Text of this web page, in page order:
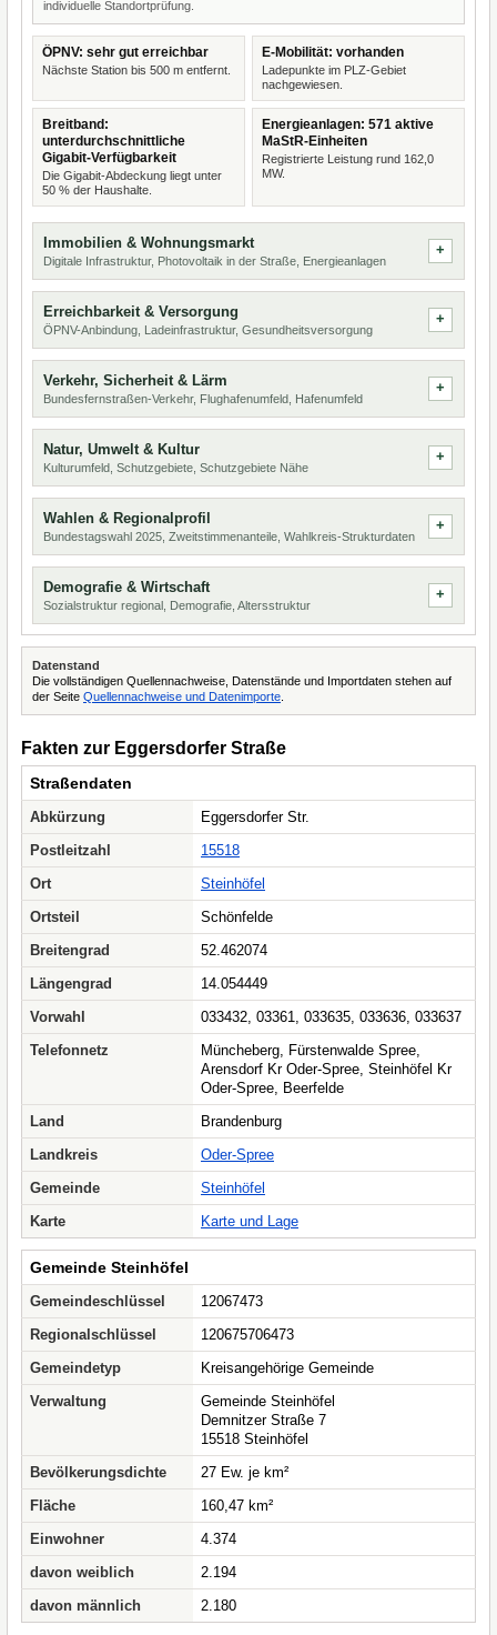
individuelle Standortprüfung.
ÖPNV: sehr gut erreichbar
Nächste Station bis 500 m entfernt.
E-Mobilität: vorhanden
Ladepunkte im PLZ-Gebiet
nachgewiesen.
Breitband:
unterdurchschnittliche
Gigabit-Verfügbarkeit
Die Gigabit-Abdeckung liegt unter
50 % der Haushalte.
Energieanlagen: 571 aktive
MaStR-Einheiten
Registrierte Leistung rund 162,0
MW.
Immobilien & Wohnungsmarkt
Digitale Infrastruktur, Photovoltaik in der Straße, Energieanlagen
Erreichbarkeit & Versorgung
ÖPNV-Anbindung, Ladeinfrastruktur, Gesundheitsversorgung
Verkehr, Sicherheit & Lärm
Bundesfernstraßen-Verkehr, Flughafenumfeld, Hafenumfeld
Natur, Umwelt & Kultur
Kulturumfeld, Schutzgebiete, Schutzgebiete Nähe
Wahlen & Regionalprofil
Bundestagswahl 2025, Zweitstimmenanteile, Wahlkreis-Strukturdaten
Demografie & Wirtschaft
Sozialstruktur regional, Demografie, Altersstruktur
Datenstand
Die vollständigen Quellennachweise, Datenstände und Importdaten stehen auf
der Seite Quellennachweise und Datenimporte
Fakten zur Eggersdorfer Straße
Straßendaten
Abkürzung
Eggersdorfer Str.
Postleitzahl
15518
Ort
Steinhöfel
Ortsteil
Schönfelde
Breitengrad
52.462074
Längengrad
14.054449
Vorwahl
033432, 03361, 033635, 033636, 033637
Telefonnetz
Müncheberg, Fürstenwalde Spree,
Arensdorf Kr Oder-Spree, Steinhöfel Kr
Oder-Spree, Beerfelde
Land
Brandenburg
Landkreis
Oder-Spree
Gemeinde
Steinhöfel
Karte
Karte und Lage
Gemeinde Steinhöfel
Gemeindeschlüssel
12067473
Regionalschlüssel
120675706473
Gemeindetyp
Kreisangehörige Gemeinde
Verwaltung
Gemeinde Steinhöfel
Demnitzer Straße 7
15518 Steinhöfel
Bevölkerungsdichte
27 Ew. je km²
Fläche
160,47 km²
Einwohner
4.374
davon weiblich
2.194
davon männlich
2.180